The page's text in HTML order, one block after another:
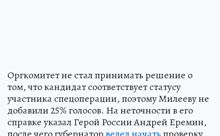
Оргкомитет не стал принимать решение о
том, что кандидат соответствует статусу
участника спецоперации, поэтому Милееву не
добавили 25% голосов. На неточности в его
справке указал Герой России Андрей Еремин,